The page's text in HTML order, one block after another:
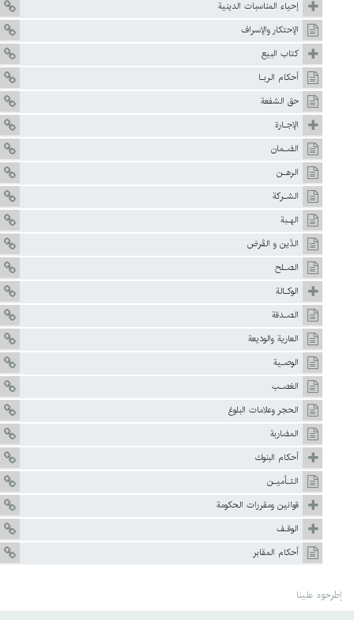
إحياء المناسبات الدينية
الإحتكار والإسراف
كتاب البيع
أحكام الربـا
حق الشفعة
الإجـارة
الضـمان
الرهـن
الشـركة
الهـبة
الدَّين و القَرض
الصـلح
الوكـالة
الصـدقة
العارية والوديعة
الوصـية
الغصـب
الحجر وعلامات البلوغ
المضاربة
أحکام البنوك
التـأميـن
قوانين ومقررات الحکومة
الوقـف
أحكام المقابر
إطرحوه علينا